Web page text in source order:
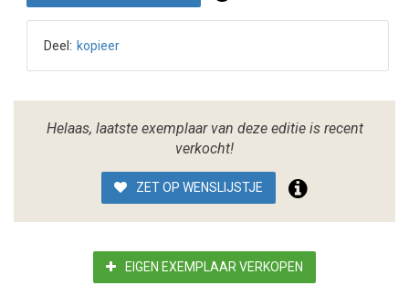
Deel: kopieer
Helaas, laatste exemplaar van deze editie is recent
verkocht!
ZET OP WENSLIJSTJE
EIGEN EXEMPLAAR VERKOPEN